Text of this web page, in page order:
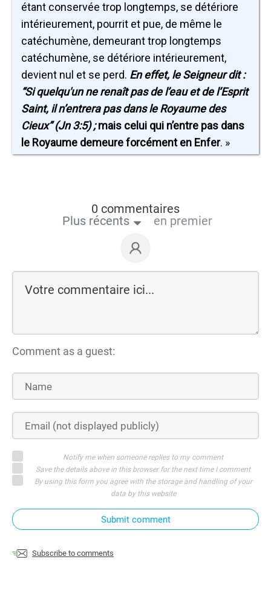
étant conservée trop longtemps, se détériore
intérieurement, pourrit et pue, de même le
catéchumène, demeurant trop longtemps
catéchumène, se détériore intérieurement,
devient nul et se perd. En effet, le Seigneur dit :
“Si quelqu'un ne renaît pas de l’eau et de l’Esprit
Saint, il n’entrera pas dans le Royaume des
Cieux” (Jn 3:5) ; mais celui qui n’entre pas dans
le Royaume demeure forcément en Enfer. »
0 commentaires
Plus récents
en premier
Comment as a guest:
Notify me when someone replies to my comment
Save the details above in this browser for the next time I comment
By using this form you agree with the storage and handling of your
data by this website
Submit comment
Subscribe to comments